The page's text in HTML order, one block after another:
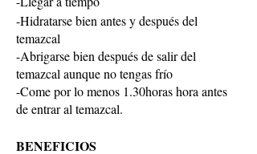
-Hidratarse bien antes y después del
temazcal
-Abrigarse bien después de salir del
temazcal aunque no tengas frío
-Come por lo menos 1.30horas hora antes
de entrar al temazcal.
BENEFICIOS